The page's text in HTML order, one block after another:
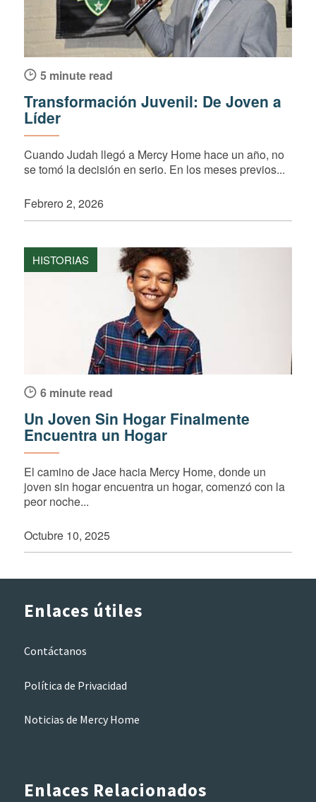
5 minute read
Transformación Juvenil: De Joven a
Líder
Cuando Judah llegó a Mercy Home hace un año, no
se tomó la decisión en serio. En los meses previos...
Febrero 2, 2026
HISTORIAS
6 minute read
Un Joven Sin Hogar Finalmente
Encuentra un Hogar
El camino de Jace hacia Mercy Home, donde un
joven sin hogar encuentra un hogar, comenzó con la
peor noche...
Octubre 10, 2025
Enlaces útiles
Contáctanos
Política de Privacidad
Noticias de Mercy Home
Enlaces Relacionados